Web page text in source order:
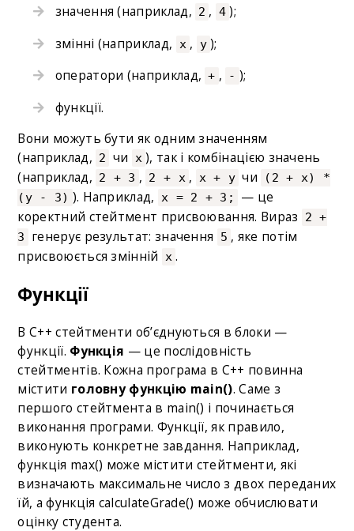
значення (наприклад, 2 , 4 );
змінні (наприклад, х , у );
оператори (наприклад, + , - );
функції.
Вони можуть бути як одним значенням
(наприклад, 2 чи х ), так і комбінацією значень
(наприклад, 2 + 3 , 2 + х , х + у чи
(2 + х) *
(y - 3) ). Наприклад, х = 2 + 3;
— це
коректний стейтмент присвоювання. Вираз
2 +
3
генерує результат: значення 5 , яке потім
присвоюється змінній х .
Функції
В C++ стейтменти об’єднуються в блоки —
функції. Функція — це послідовність
стейтментів. Кожна програма в C++ повинна
містити головну функцію main(). Саме з
першого стейтмента в main() і починається
виконання програми. Функції, як правило,
виконують конкретне завдання. Наприклад,
функція max() може містити стейтменти, які
визначають максимальне число з двох переданих
їй, а функція calculateGrade() може обчислювати
оцінку студента.